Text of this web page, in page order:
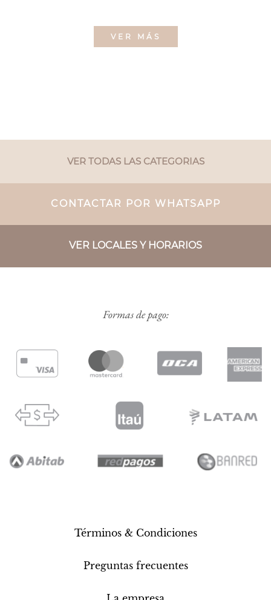
VER MÁS
VER TODAS LAS CATEGORIAS
CONTACTAR POR WHATSAPP
VER LOCALES Y HORARIOS
Formas de pago:
Términos & Condiciones
Preguntas frecuentes